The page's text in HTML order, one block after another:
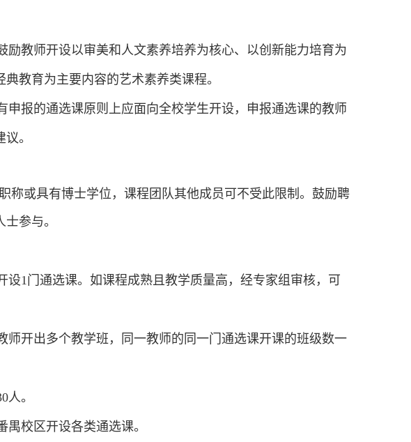
励教师开设以审美和人文素养培养为核心、以创新能力培育为
教育为主要内容的艺术素养类课程。
申报的通选课原则上应面向全校学生开设，申报通选课的教师
。
称或具有博士学位，课程团队其他成员可不受此限制。鼓励聘
参与。
设1门通选课。如课程成熟且教学质量高，经专家组审核，可
师开出多个教学班 ， 同一教师的同一门通选课开课的班级数一
人。
禺校区开设各类通选课。